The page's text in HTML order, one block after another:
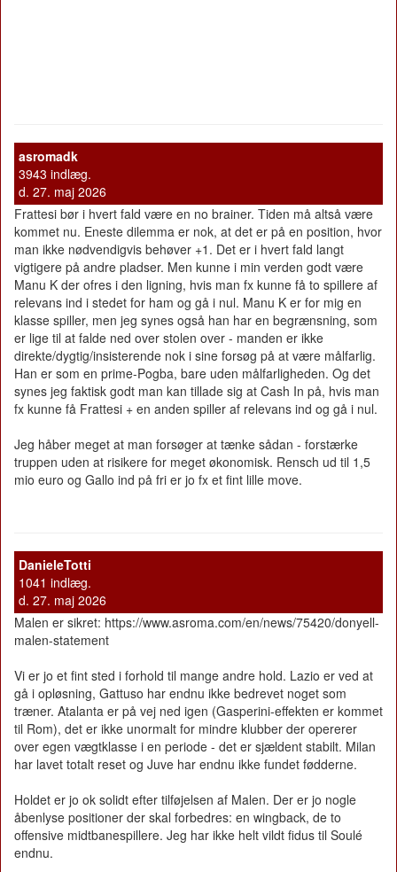
asromadk
3943 indlæg.
d. 27. maj 2026
Frattesi bør i hvert fald være en no brainer. Tiden må altså være
kommet nu. Eneste dilemma er nok, at det er på en position, hvor
man ikke nødvendigvis behøver +1. Det er i hvert fald langt
vigtigere på andre pladser. Men kunne i min verden godt være
Manu K der ofres i den ligning, hvis man fx kunne få to spillere af
relevans ind i stedet for ham og gå i nul. Manu K er for mig en
klasse spiller, men jeg synes også han har en begrænsning, som
er lige til at falde ned over stolen over - manden er ikke
direkte/dygtig/insisterende nok i sine forsøg på at være målfarlig.
Han er som en prime-Pogba, bare uden målfarligheden. Og det
synes jeg faktisk godt man kan tillade sig at Cash In på, hvis man
fx kunne få Frattesi + en anden spiller af relevans ind og gå i nul.
Jeg håber meget at man forsøger at tænke sådan - forstærke
truppen uden at risikere for meget økonomisk. Rensch ud til 1,5
mio euro og Gallo ind på fri er jo fx et fint lille move.
DanieleTotti
1041 indlæg.
d. 27. maj 2026
Malen er sikret: https://www.asroma.com/en/news/75420/donyell-
malen-statement
Vi er jo et fint sted i forhold til mange andre hold. Lazio er ved at
gå i opløsning, Gattuso har endnu ikke bedrevet noget som
træner. Atalanta er på vej ned igen (Gasperini-effekten er kommet
til Rom), det er ikke unormalt for mindre klubber der opererer
over egen vægtklasse i en periode - det er sjældent stabilt. Milan
har lavet totalt reset og Juve har endnu ikke fundet fødderne.
Holdet er jo ok solidt efter tilføjelsen af Malen. Der er jo nogle
åbenlyse positioner der skal forbedres: en wingback, de to
offensive midtbanespillere. Jeg har ikke helt vildt fidus til Soulé
endnu.